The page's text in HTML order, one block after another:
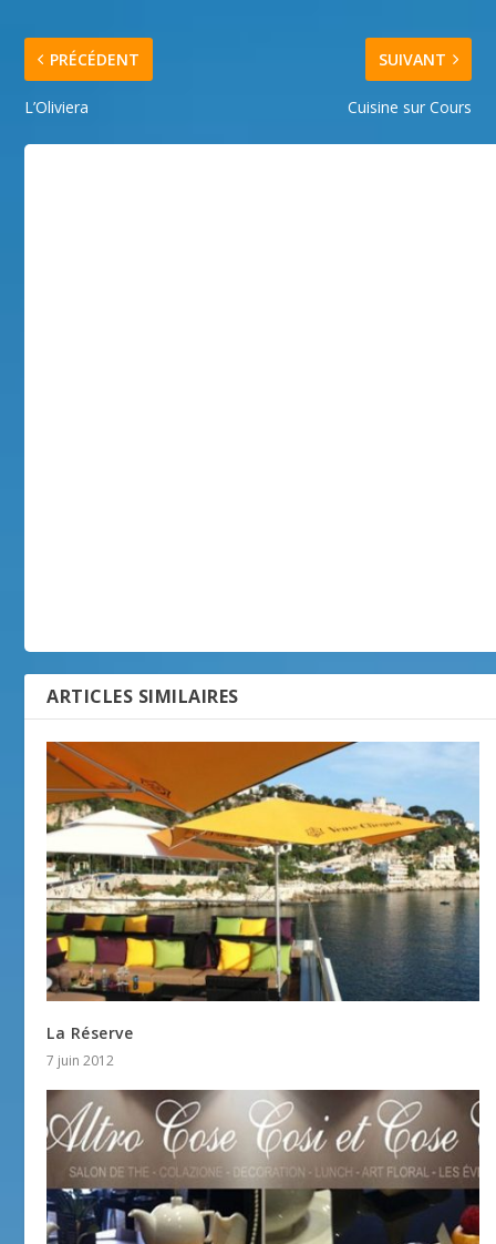
PRÉCÉDENT
L’Oliviera
SUIVANT
Cuisine sur Cours
ARTICLES SIMILAIRES
La Réserve
7 juin 2012